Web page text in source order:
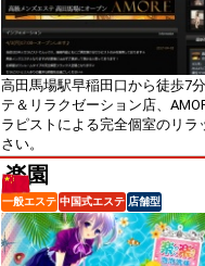
高田馬場駅早稲田口から徒歩7
テ＆リラクゼーション店、
ラピストによる完全個室のリ
さい。
楽園
一般エステ 中国式エステ 店舗型